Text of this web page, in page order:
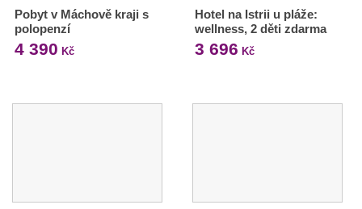
Pobyt v Máchově kraji s
polopenzí
4 390 Kč
Hotel na Istrii u pláže:
wellness, 2 děti zdarma
3 696 Kč